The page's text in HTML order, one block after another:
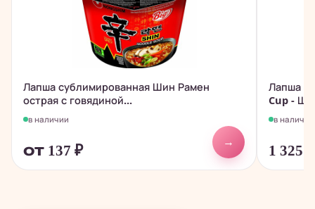
Лапша сублимированная Шин Рамен
острая с говядиной...
в наличии
от 137 ₽
→
Лапша
Cup -
в наличии
1 325